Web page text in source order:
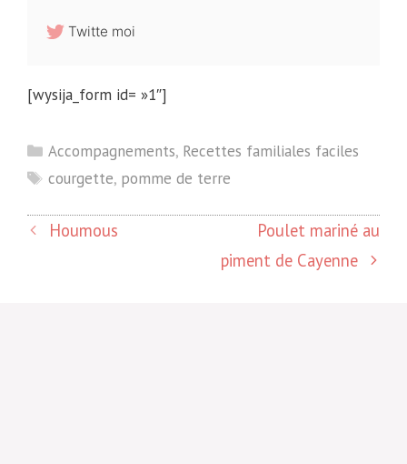
Twitte moi
[wysija_form id= »1″]
Catégories
Accompagnements, Recettes familiales faciles
Étiquettes
courgette, pomme de terre
Houmous
Poulet mariné au
piment de Cayenne